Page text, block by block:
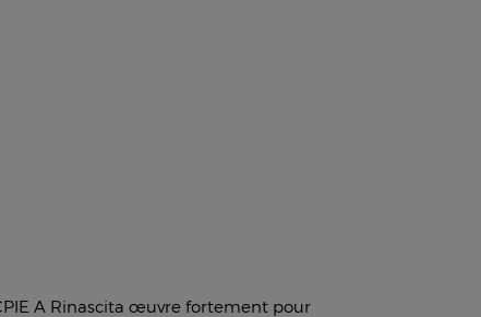
A Rinascita œuvre fortement pour